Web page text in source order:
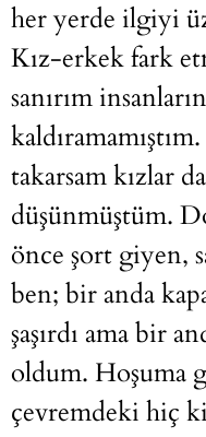
her yerde ilgiyi
Kız-erkek fark
sanırım
takarsam kızlar
düşünmüştüm.
önce şort giyen,
ben; bir anda
şaşırdı ama bir
oldum. Hoşuma
çevremdeki hiç